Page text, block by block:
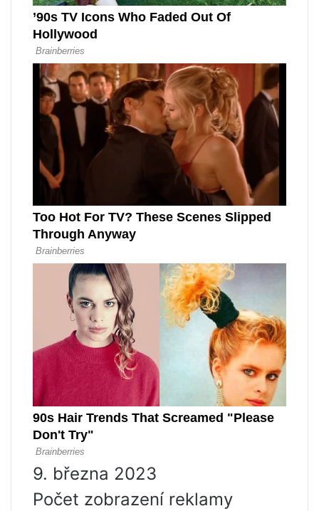
9. března 2023
Počet zobrazení reklamy